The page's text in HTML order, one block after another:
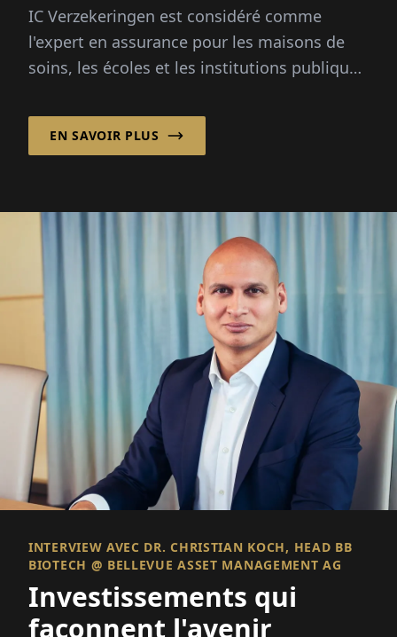
IC Verzekeringen est considéré comme
l'expert en assurance pour les maisons de
soins, les écoles et les institutions publiques
EN SAVOIR PLUS
INTERVIEW AVEC DR. CHRISTIAN KOCH, HEAD BB
BIOTECH @ BELLEVUE ASSET MANAGEMENT AG
Investissements qui
façonnent l'avenir